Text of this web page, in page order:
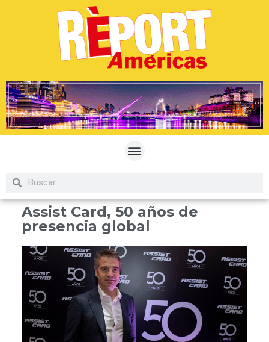
Assist Card, 50 años de
presencia global